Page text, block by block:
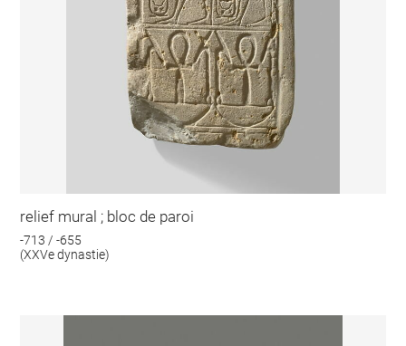
relief mural ; bloc de paroi
-713 / -655
(XXVe dynastie)